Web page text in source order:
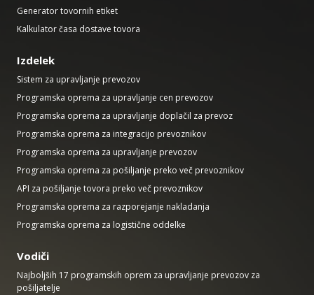
Generator tovornih etiket
Kalkulator časa dostave tovora
Izdelek
Sistem za upravljanje prevozov
Programska oprema za upravljanje cen prevozov
Programska oprema za upravljanje doplačil za prevoz
Programska oprema za integracijo prevoznikov
Programska oprema za upravljanje prevozov
Programska oprema za pošiljanje preko več prevoznikov
API za pošiljanje tovora preko več prevoznikov
Programska oprema za razporejanje nakladanja
Programska oprema za logistične oddelke
Vodiči
Najboljših 17 programskih oprem za upravljanje prevozov za
pošiljatelje